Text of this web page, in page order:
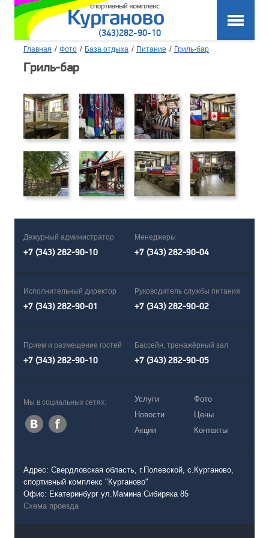
(343)282-90-10
Главная / Фото / База отдыха / Питание / Гриль-бар
Гриль-бар
Дежурный администратор
+7 (343) 282-90-10
Менеджеры
+7 (343) 282-90-04
Исполнительный директор
+7 (343) 282-90-01
Руководитель службы питания
+7 (343) 282-90-02
Прием и размещение гостей
+7 (343) 282-90-10
Бассейн, тренажёрный зал
+7 (343) 282-90-05
Мы в социальных сетях:
Услуги
Новости
Акции
Фото
Цены
Контакты
Адрес: Свердловская область, г.Полевской, с.Курганово,
спортивный комплекс "Курганово"
Офис: Екатеринбург ул.Мамина Сибиряка 85
Схема проезда